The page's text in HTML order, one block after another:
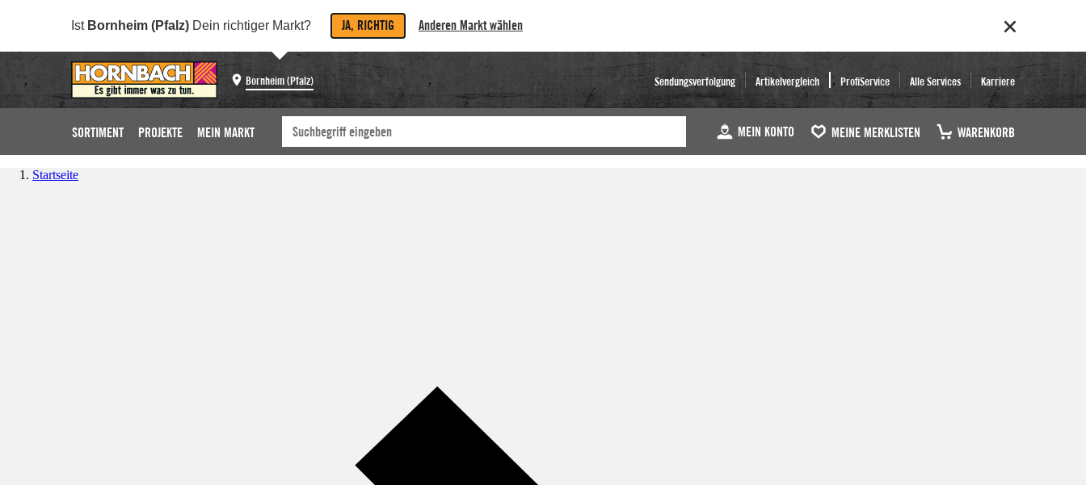
Ist Bornheim (Pfalz) Dein richtiger Markt? JA, RICHTIG Anderen Markt wählen
Bornheim (Pfalz) Sendungsverfolgung Artikelvergleich ProfiService Alle Services Karriere
SORTIMENT PROJEKTE MEIN MARKT MEIN KONTO MEINE MERKLISTEN WARENKORB
Startseite